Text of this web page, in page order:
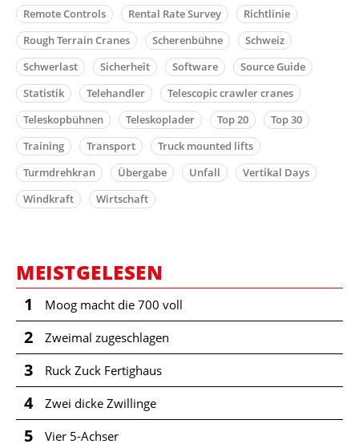
Remote Controls Rental Rate Survey
Richtlinie
Rough Terrain Cranes
Scherenbühne
Schweiz
Schwerlast
Sicherheit Software
Source Guide
Statistik
Telehandler
Telescopic crawler cranes
Teleskopbühnen
Teleskoplader Top 20
Top 30
Training
Transport
Truck mounted lifts
Turmdrehkran
Übergabe Unfall
Vertikal Days
Windkraft
Wirtschaft
MEISTGELESEN
1 Moog macht die 700 voll
2 Zweimal zugeschlagen
3 Ruck Zuck Fertighaus
4 Zwei dicke Zwillinge
5 Vier 5-Achser